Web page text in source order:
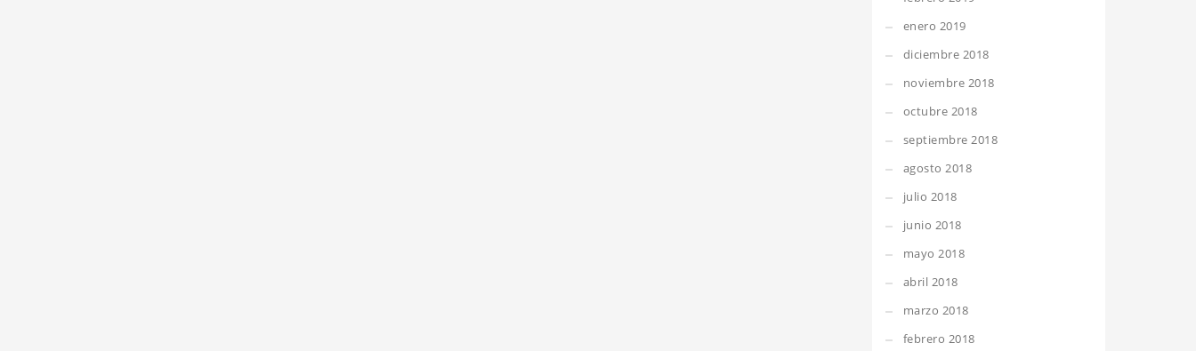
enero 2019
diciembre 2018
noviembre 2018
octubre 2018
septiembre 2018
agosto 2018
julio 2018
junio 2018
mayo 2018
abril 2018
marzo 2018
febrero 2018